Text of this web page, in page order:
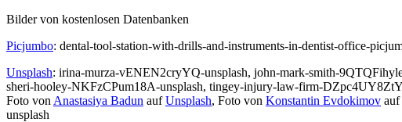
Bilder von kostenlosen Datenbanken
Picjumbo: dental-tool-station-with-drills-and-instruments-in-dentist-office-
Unsplash: irina-murza-vENEN2cryYQ-unsplash, john-mark-smith-
sheri-hooley-NKFzCPum18A-unsplash, tingey-injury-law-firm-
Foto von Anastasiya Badun aufUnsplash, Foto von Konstantin Evdokimov auf
unsplash